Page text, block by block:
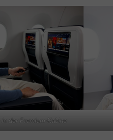
der Premium-Kabine